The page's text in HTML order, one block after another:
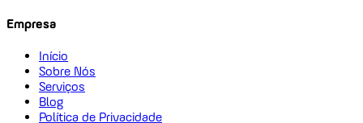
Empresa
Início
Sobre Nós
Serviços
Blog
Política de Privacidade